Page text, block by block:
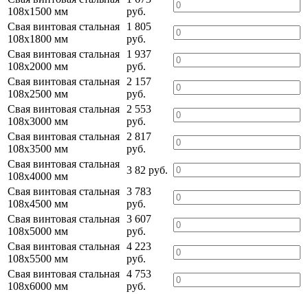
108х1500 мм
руб.
Свая винтовая стальная
108х1800 мм
1 805
руб.
Свая винтовая стальная
108х2000 мм
1 937
руб.
Свая винтовая стальная
108х2500 мм
2 157
руб.
Свая винтовая стальная
108х3000 мм
2 553
руб.
Свая винтовая стальная
108х3500 мм
2 817
руб.
Свая винтовая стальная
108х4000 мм
3 82 руб.
Свая винтовая стальная
108х4500 мм
3 783
руб.
Свая винтовая стальная
108х5000 мм
3 607
руб.
Свая винтовая стальная
108х5500 мм
4 223
руб.
Свая винтовая стальная
108х6000 мм
4 753
руб.